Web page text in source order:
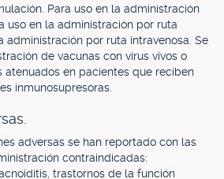
Para uso en la administración
uso en la administración por ruta
administración por ruta intravenosa. Se
de vacunas con virus vivos o
atenuados en pacientes que reciben
inmunosupresoras.
adversas se han reportado con las
contraindicadas:
trastornos de la función